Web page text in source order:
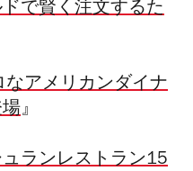
で賢く注文するた
アメリカンダイナ
』
ランレストラン15